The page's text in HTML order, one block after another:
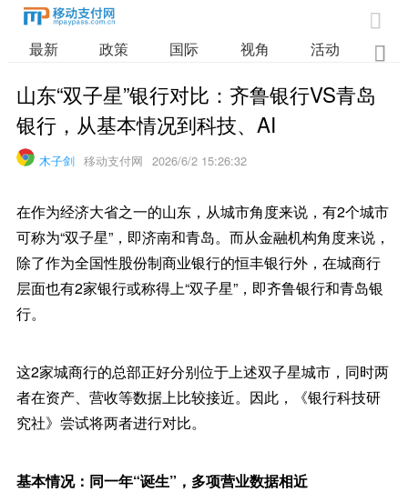

最新 政策 国际 视角 活动 业

山东“双子星”银行对比：齐鲁银行VS青岛
银行，从基本情况到科技、AI
木子剑 移动支付网 2026/6/2 15:26:32
在作为经济大省之一的山东，从城市角度来说，有2个城市
可称为“双子星”，即济南和青岛。而从金融机构角度来说，
除了作为全国性股份制商业银行的恒丰银行外，在城商行
层面也有2家银行或称得上“双子星”，即齐鲁银行和青岛银
行。
这2家城商行的总部正好分别位于上述双子星城市，同时两
者在资产、营收等数据上比较接近。因此，《银行科技研
究社》尝试将两者进行对比。
基本情况：同一年“诞生”，多项营业数据相近